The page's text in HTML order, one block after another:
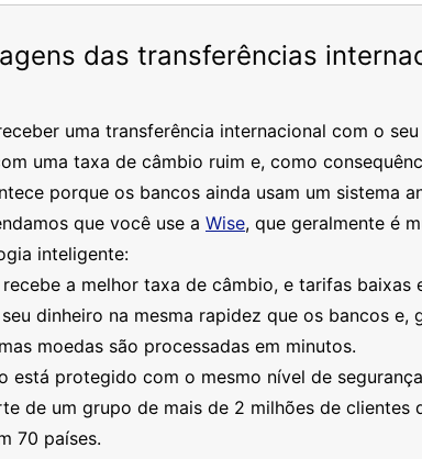
das transferências
uma transferência internacional com o
uma taxa de câmbio ruim e, como
porque os bancos ainda usam um sistema
que você use a Wise, que geralmente é
inteligente:
a melhor taxa de câmbio, e tarifas baixas
dinheiro na mesma rapidez que os bancos e,
moedas são processadas em minutos.
está protegido com o mesmo nível de
de um grupo de mais de 2 milhões de clientes
70 países.